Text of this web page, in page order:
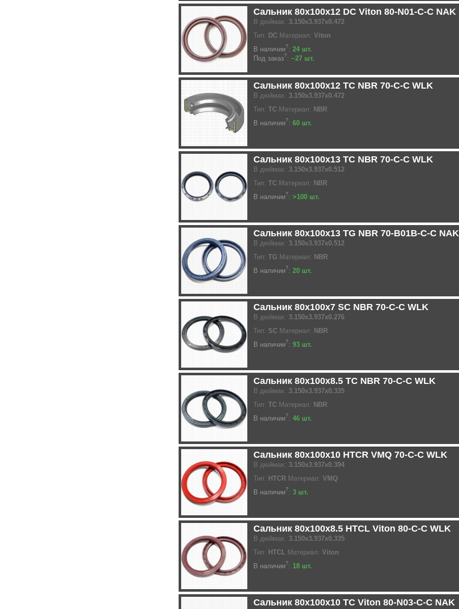
Сальник 80x100x12 DC Viton 80-N01-C-C NAK
В дюймах: 3.150x3.937x0.472
Тип: DC Материал: Viton
В наличии?: 24 шт.
Под заказ?: ~27 шт.
Сальник 80x100x12 TC NBR 70-C-C WLK
В дюймах: 3.150x3.937x0.472
Тип: TC Материал: NBR
В наличии?: 60 шт.
Сальник 80x100x13 TC NBR 70-C-C WLK
В дюймах: 3.150x3.937x0.512
Тип: TC Материал: NBR
В наличии?: >100 шт.
Сальник 80x100x13 TG NBR 70-B01B-C-C NAK
В дюймах: 3.150x3.937x0.512
Тип: TG Материал: NBR
В наличии?: 20 шт.
Сальник 80x100x7 SC NBR 70-C-C WLK
В дюймах: 3.150x3.937x0.276
Тип: SC Материал: NBR
В наличии?: 93 шт.
Сальник 80x100x8.5 TC NBR 70-C-C WLK
В дюймах: 3.150x3.937x0.335
Тип: TC Материал: NBR
В наличии?: 46 шт.
Сальник 80x100x10 HTCR VMQ 70-C-C WLK
В дюймах: 3.150x3.937x0.394
Тип: HTCR Материал: VMQ
В наличии?: 3 шт.
Сальник 80x100x8.5 HTCL Viton 80-C-C WLK
В дюймах: 3.150x3.937x0.335
Тип: HTCL Материал: Viton
В наличии?: 18 шт.
Сальник 80x100x10 TC Viton 80-N03-C-C NAK